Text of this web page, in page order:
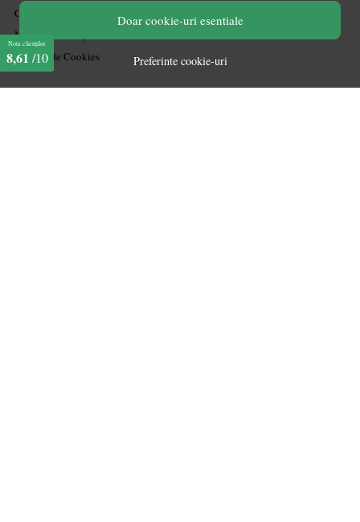
Doar cookie-uri esentiale
Preferinte cookie-uri
Confidențialitate
Mărturiile clienților
Politica de Cookies
Nota clienților
8,61 /10